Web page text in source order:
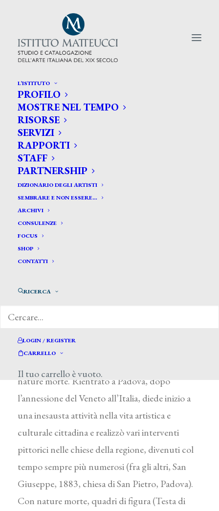
L’ISTITUTO
PROFILO
MOSTRE NEL TEMPO
RISORSE
SERVIZI
RAPPORTI
STAFF
PARTNERSHIP
DIZIONARIO DEGLI ARTISTI
SEMBRARE E NON ESSERE…
ARCHIVI
CONSULENZE
FOCUS
SHOP
CONTATTI
RICERCA
LOGIN / REGISTER
CARRELLO
Il tuo carrello è vuoto.
CERCA TRA GLI ARTISTI:
Search
for:
Manzoni Giacomo*
MANZONI GIACOMO
Allievo di V. Gazzotto, passò poi a studiare
1862 al 1866 si stabilì a Firenze, dove proseguì
nature morte. Rientrato a Padova, dopo
l’annessione del Veneto all’Italia, diede inizio a
una inesausta attività nella vita artistica e
culturale cittadina e realizzò vari interventi
pittorici nelle chiese della regione, divenuti col
tempo sempre più numerosi (fra gli altri, San
Giuseppe, 1883, chiesa di San Pietro, Padova).
Con nature morte, quadri di figura (Testa di